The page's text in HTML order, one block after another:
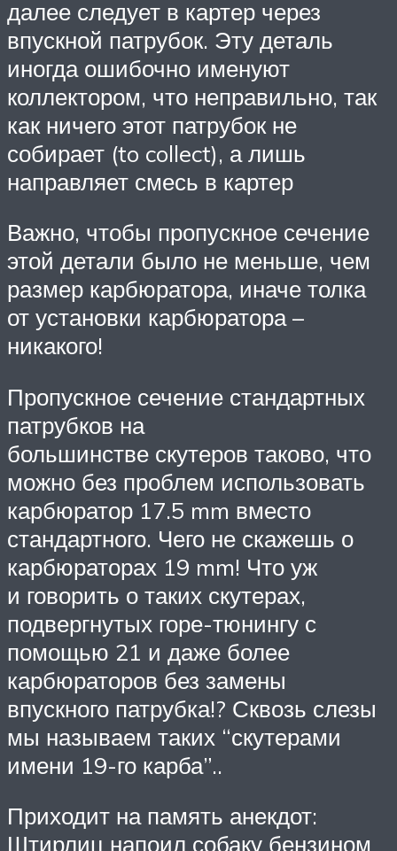
далее следует в картер через
впускной патрубок. Эту деталь
иногда ошибочно именуют
коллектором, что неправильно, так
как ничего этот патрубок не
собирает (to collect), а лишь
направляет смесь в картер
Важно, чтобы пропускное сечение
этой детали было не меньше, чем
размер карбюратора, иначе толка
от установки карбюратора –
никакого!
Пропускное сечение стандартных
патрубков на
большинстве скутеров таково, что
можно без проблем использовать
карбюратор 17.5 mm вместо
стандартного. Чего не скажешь о
карбюраторах 19 mm! Что уж
и говорить о таких скутерах,
подвергнутых горе-тюнингу с
помощью 21 и даже более
карбюраторов без замены
впускного патрубка!? Сквозь слезы
мы называем таких “скутерами
имени 19-го карба”..
Приходит на память анекдот:
Штирлиц напоил собаку бензином